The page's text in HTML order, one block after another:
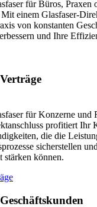
für Büros, Praxen
einem Glasfaser-
von konstanten
und Ihre
für Konzerne und
profitiert Ihr
die die
sicherstellen
stärken können.